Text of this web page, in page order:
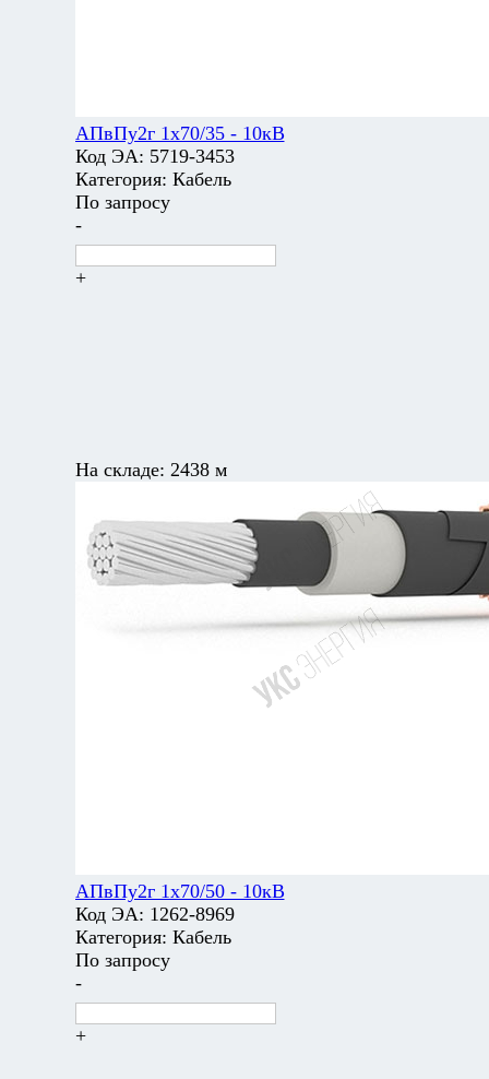
АПвПу2г 1х70/35 - 10кВ
Код ЭА: 5719-3453
Категория: Кабель
По запросу
-
+
На складе: 2438 м
АПвПу2г 1х70/50 - 10кВ
Код ЭА: 1262-8969
Категория: Кабель
По запросу
-
+